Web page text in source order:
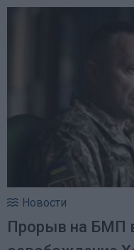
Новости
Прорыв на БМП